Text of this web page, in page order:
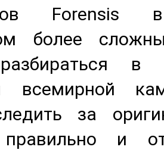
Forensis
более
в
всемирной
за
и